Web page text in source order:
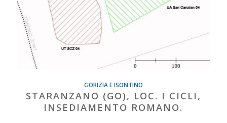
GORIZIA E ISONTINO
STARANZANO (GO), LOC. I CICLI,
INSEDIAMENTO ROMANO.